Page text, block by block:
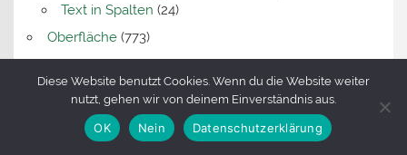
Text in Spalten (24)
Oberfläche(773)
Datenaustausch(106)
Dateneingabe(316)
Fehlermeldungen(63)
(14)
Kommentare(35)
Diese Website benutzt Cookies. Wenn du die Website weiter
nutzt, gehen wir von deinem Einverständnis aus.
OK Nein Datenschutzerklärung